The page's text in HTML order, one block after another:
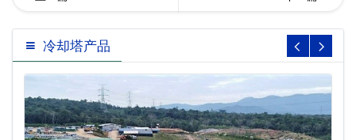
式逆流冷却塔厂家价格… 东闭式逆流冷却塔
冷却塔产品